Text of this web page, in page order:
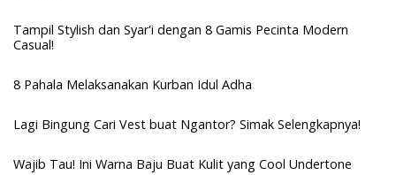
Tampil Stylish dan Syar'i dengan 8 Gamis Pecinta Modern
Casual!
8 Pahala Melaksanakan Kurban Idul Adha
Lagi Bingung Cari Vest buat Ngantor? Simak Selengkapnya!
Wajib Tau! Ini Warna Baju Buat Kulit yang Cool Undertone